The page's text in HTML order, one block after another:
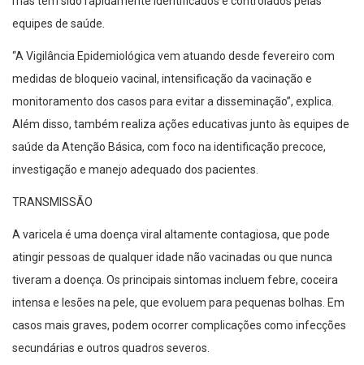
equipes de saúde.
“A Vigilância Epidemiológica vem atuando desde fevereiro com
medidas de bloqueio vacinal, intensificação da vacinação e
monitoramento dos casos para evitar a disseminação”, explica.
Além disso, também realiza ações educativas junto às equipes de
saúde da Atenção Básica, com foco na identificação precoce,
investigação e manejo adequado dos pacientes.
TRANSMISSÃO
A varicela é uma doença viral altamente contagiosa, que pode
atingir pessoas de qualquer idade não vacinadas ou que nunca
tiveram a doença. Os principais sintomas incluem febre, coceira
intensa e lesões na pele, que evoluem para pequenas bolhas. Em
casos mais graves, podem ocorrer complicações como infecções
secundárias e outros quadros severos.